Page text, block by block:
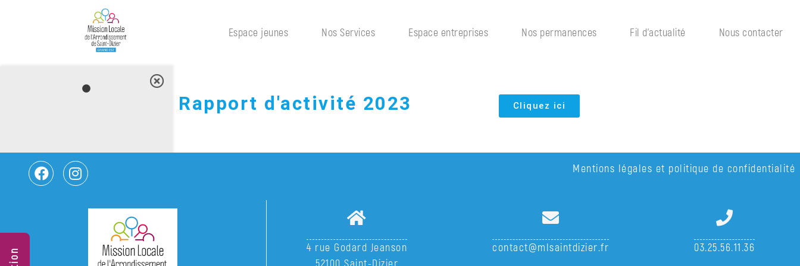
Espace jeunes Nos Services Espace entreprises Nos permanences Fil d’actualité Nous contacter
Rapport d'activité 2023 Cliquez ici
Mentions légales et politique de confidentialité
4 rue Godard Jeanson
contact@mlsaintdizier.fr 03.25.56.11.36
Espace